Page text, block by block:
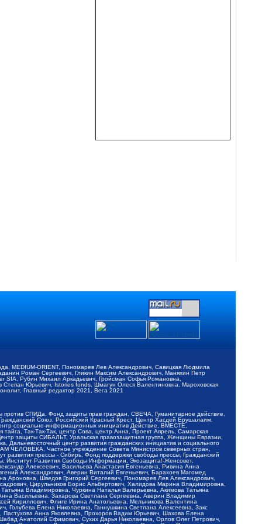
MEDIUM-ORIENT, Пономарев Лев Александрович, Савицкая Людмила
Роман Сергеевич, Гликин Максим Александрович, Маняхин Петр
Рубин Михаил Аркадьевич, Гройсман Софья Романовна,
Юрьевич, Istories fonds, Шмагун Олеся Валентиновна, Мароховская
Главный редактор 2021, Вега 2021
СПИДа, Фонд защиты прав граждан, СВЕЧА, Гуманитарное действие,
Союз, Российский Красный Крест, Центр Хасдей Ерушалаим,
социально-информационных инициатив Действие, ВМЕСТЕ,
Так-Так-Так, центр Сова, центр Анна, Проект Апрель, Самарская
защиты СИБАЛЬТ, Уральская правозащитная группа, Женщины Евразии,
Дальневосточный центр развития гражданских инициатив и социального
ЧЕЛОВЕКА, Частное учреждение Совета Министров северных стран,
прессы - Сибирь, Фонд поддержки свободы прессы, Гражданский
Институт Развития Свободы Информации, Экозащита!-Женсовет,
Алексеевич, Васильева Анастасия Евгеньевна, Ривина Анна
Александрович, Аверин Виталий Евгеньевич, Барахоев Магомед
Шведов Григорий Сергеевич, Пономарев Лев Александрович,
Цирульников Борис Альбертович, Халидова Марина Владимировна,
Владимировна, Чуркина Наталья Валерьевна, Акимова Татьяна
Васильевна, Захарова Светлана Сергеевна, Аверин Владимир
Кириллович, Флиге Ирина Анатольевна, Мельникова Валентина
Елена Николаевна, Ганнушкина Светлана Алексеевна, Закс
Анна Яковлевна, Прохоров Вадим Юрьевич, Шахова Елена
Анатолий Ефимович, Сухих Дарья Николаевна, Орлов Олег Петрович,